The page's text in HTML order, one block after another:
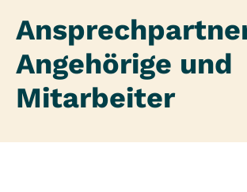
Angehörige und
Mitarbeiter